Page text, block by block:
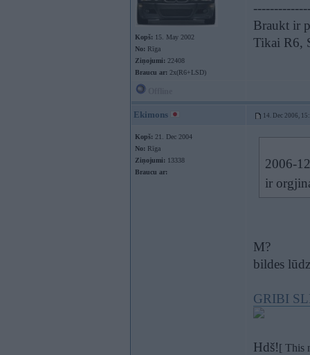
Kopš: 15. May 2002
No: Rīga
Ziņojumi: 22408
Braucu ar: 2x(R6+LSD)
Braukt ir
Tikai R6,
Ekimons 14. Dec 2006,
Kopš: 21. Dec 2004
No: Rīga
Ziņojumi: 13338
Braucu ar:
2006-
ir
M?
bildes
GRIBI
Hdš![ This